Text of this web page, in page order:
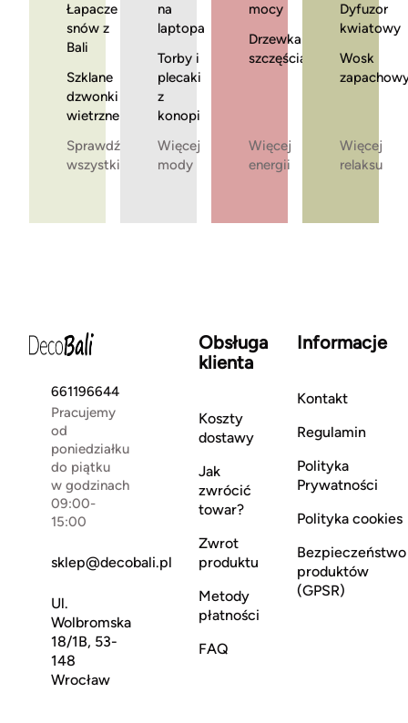
Łapacze
snów z
Bali
Szklane
dzwonki
wietrzne
Sprawdź
wszystkie
na
laptopa
Torby i
plecaki
z
konopi
Więcej
mody
mocy
Drzewka
szczęścia
Więcej
energii
Dyfuzor
kwiatowy
Wosk
Więcej
relaksu
661196644
Pracujemy
od
poniedziałku
do piątku
w godzinach
09:00-
15:00
sklep@decobali.pl
Ul.
Wolbromska
18/1B, 53-
148
Wrocław
Obsługa
klienta
Koszty
dostawy
Jak
zwrócić
towar?
Zwrot
produktu
Metody
płatności
FAQ
Informacje
Kontakt
Regulamin
Polityka
Prywatności
Polityka cookies
Bezpieczeństwo
produktów
(GPSR)